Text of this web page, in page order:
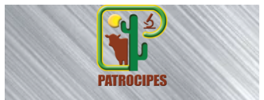
Saltar
al
contenido